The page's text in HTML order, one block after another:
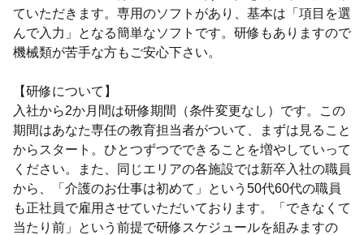
ていただきます。専用のソフトがあり、基本は「項目を選
んで入力」となる簡単なソフトです。研修もありますので
機械類が苦手な方もご安心下さい。
【研修について】
入社から2か月間は研修期間（条件変更なし）です。この
期間はあなた専任の教育担当者がついて、まずは見ること
からスタート。ひとつずつでできることを増やしていって
ください。また、同じエリアの各施設では新卒入社の職員
から、「介護のお仕事は初めて」という50代60代の職員
も正社員で雇用させていただいております。「できなくて
当たり前」という前提で研修スケジュールを組みますの